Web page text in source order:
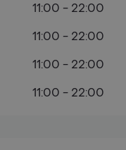
11:00 - 22:00
11:00 - 22:00
11:00 - 22:00
11:00 - 22:00